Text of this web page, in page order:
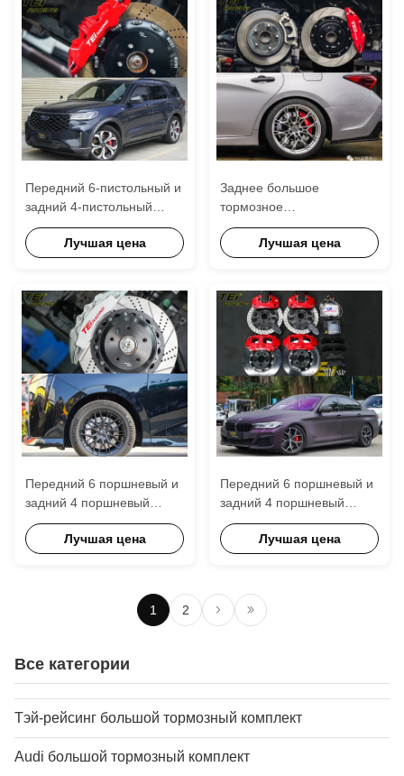
ободок ободок
Передний 6-пистольный и
задний 4-пистольный
калибр BBK
автоматическая
дюймового обода
Лучшая цена
Заднее большое
тормозное
комплектующее 4
поршневого калибра с
тормозная система для
Toyota Avalon 19
дюймовый
автомобильный ободок
Лучшая цена
Передний 6 поршневый и
задний 4 поршневый
калибр BBK
автоматическая
Лучшая цена
Передний 6 поршневый и
задний 4 поршневый
калибр BBK
автоматическая
ремня
Лучшая цена
1 2
Все категории
Тэй-рейсинг большой тормозный комплект
Audi большой тормозный комплект